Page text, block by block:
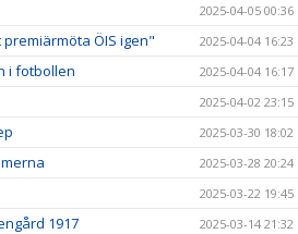
2025-04-05 00:36
ÖIS igen" 2025-04-04 16:23
i fotbollen 2025-04-04 16:17
2025-04-02 23:15
2025-03-30 18:02
2025-03-28 20:24
2025-03-22 19:45
1917 2025-03-14 21:32